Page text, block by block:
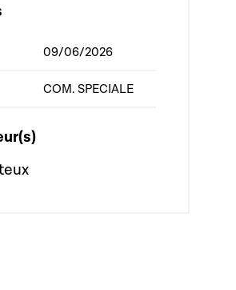
09/06/2026
COM. SPECIALE